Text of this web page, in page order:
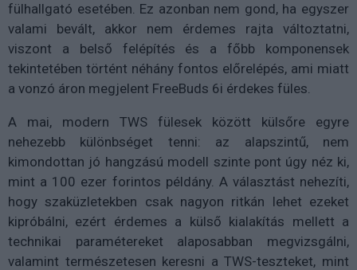
fülhallgató esetében. Ez azonban nem gond, ha egyszer
valami bevált, akkor nem érdemes rajta változtatni,
viszont a belső felépítés és a főbb komponensek
tekintetében történt néhány fontos előrelépés, ami miatt
a vonzó áron megjelent FreeBuds 6i érdekes füles.
A mai, modern TWS fülesek között külsőre egyre
nehezebb különbséget tenni: az alapszintű, nem
kimondottan jó hangzású modell szinte pont úgy néz ki,
mint a 100 ezer forintos példány. A választást nehezíti,
hogy szaküzletekben csak nagyon ritkán lehet ezeket
kipróbálni, ezért érdemes a külső kialakítás mellett a
technikai paramétereket alaposabban megvizsgálni,
valamint természetesen keresni a TWS-teszteket, mint